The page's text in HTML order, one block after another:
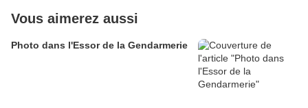
Vous aimerez aussi
Photo dans l'Essor de la Gendarmerie